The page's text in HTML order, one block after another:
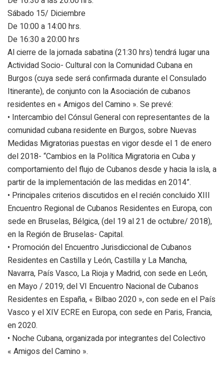
Sábado 15/ Diciembre
De 10:00 a 14:00 hrs.
De 16:30 a 20:00 hrs
Al cierre de la jornada sabatina (21:30 hrs) tendrá lugar una
Actividad Socio- Cultural con la Comunidad Cubana en
Burgos (cuya sede será confirmada durante el Consulado
Itinerante), de conjunto con la Asociación de cubanos
residentes en « Amigos del Camino ». Se prevé:
• Intercambio del Cónsul General con representantes de la
comunidad cubana residente en Burgos, sobre Nuevas
Medidas Migratorias puestas en vigor desde el 1 de enero
del 2018- “Cambios en la Política Migratoria en Cuba y
comportamiento del flujo de Cubanos desde y hacia la isla, a
partir de la implementación de las medidas en 2014”.
• Principales criterios discutidos en el recién concluido XIII
Encuentro Regional de Cubanos Residentes en Europa, con
sede en Bruselas, Bélgica, (del 19 al 21 de octubre/ 2018),
en la Región de Bruselas- Capital.
• Promoción del Encuentro Jurisdiccional de Cubanos
Residentes en Castilla y León, Castilla y La Mancha,
Navarra, País Vasco, La Rioja y Madrid, con sede en León,
en Mayo / 2019; del VI Encuentro Nacional de Cubanos
Residentes en España, « Bilbao 2020 », con sede en el País
Vasco y el XIV ECRE en Europa, con sede en Paris, Francia,
en 2020.
• Noche Cubana, organizada por integrantes del Colectivo
« Amigos del Camino ».